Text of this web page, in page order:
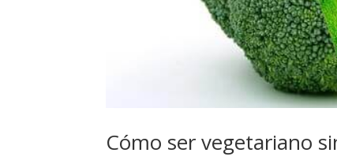
Cómo ser vegetariano